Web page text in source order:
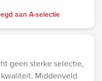
aan A-selectie
geen sterke selectie,
Middenveld